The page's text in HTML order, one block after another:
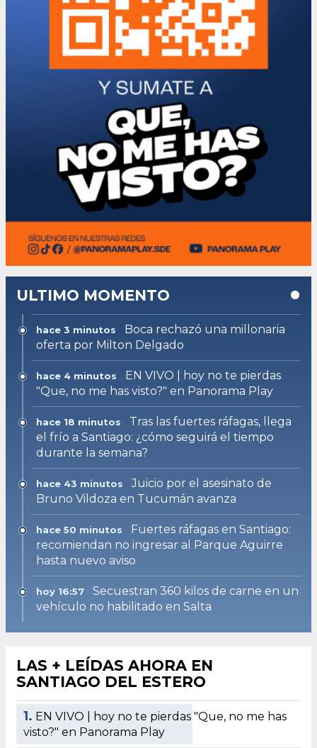
ULTIMO MOMENTO
hace 3 minutos
Boca rechazó una millonaria
oferta por Milton Delgado
hace 4 minutos
EN VIVO | hoy no te pierdas
"Que, no me has visto?" en Panorama Play
hace 18 minutos
Tras las fuertes ráfagas, llega
el frío a Santiago: ¿cómo seguirá el tiempo
durante la semana?
hace 43 minutos
Juicio por el asesinato de
Bruno Vildoza en Tucumán avanza
hace 50 minutos
Fuertes ráfagas en Santiago:
recomiendan no ingresar al Parque Aguirre
hasta nuevo aviso
hoy 16:57
Secuestran 360 kilos de carne en un
vehículo no habilitado en Salta
LAS + LEÍDAS AHORA EN
SANTIAGO DEL ESTERO
1. EN VIVO | hoy no te pierdas "Que, no me has
visto?" en Panorama Play